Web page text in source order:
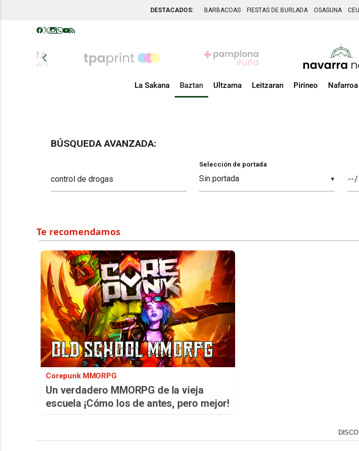
DESTACADOS: BARBACOAS FIESTAS DE BURLADA OSASUNA
chevron_left
La Sakana Baztan Ultzama Leitzaran Pirineo Nafarroa
BÚSQUEDA AVANZADA:
▼
Selección de portada
Corepunk MMORPG
Un verdadero MMORPG de la vieja
escuela ¡Cómo los de antes, pero mejor!